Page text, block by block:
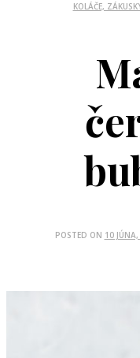
KOLÁČE,
POSTED ON 10